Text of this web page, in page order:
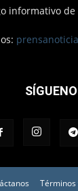
informativo
Términos